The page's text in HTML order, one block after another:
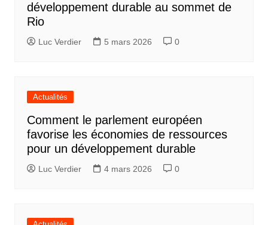
développement durable au sommet de
Rio
Luc Verdier 5 mars 2026 0
Actualités
Comment le parlement européen
favorise les économies de ressources
pour un développement durable
Luc Verdier 4 mars 2026 0